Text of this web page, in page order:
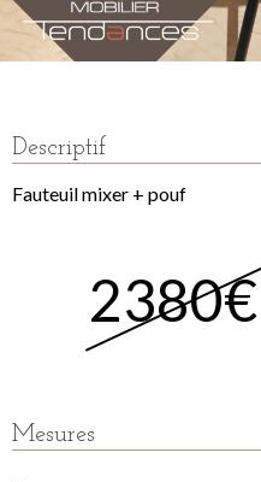
Descriptif
Fauteuil mixer + pouf
2380€
Mesures